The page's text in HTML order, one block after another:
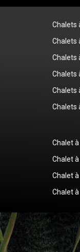
Chalets
Chalets
Chalets
Chalets
Chalets
Chalets
Chalet
Chalet
Chalet
Chalet